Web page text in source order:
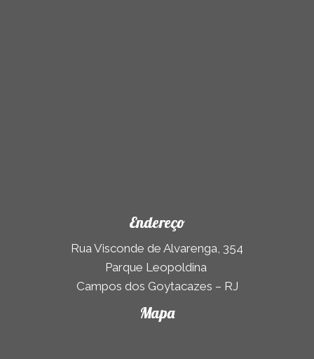
Endereço
Rua Visconde de Alvarenga, 354
Parque Leopoldina
Campos dos Goytacazes – RJ
Mapa